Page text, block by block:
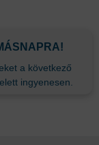
a következő
ingyenesen.